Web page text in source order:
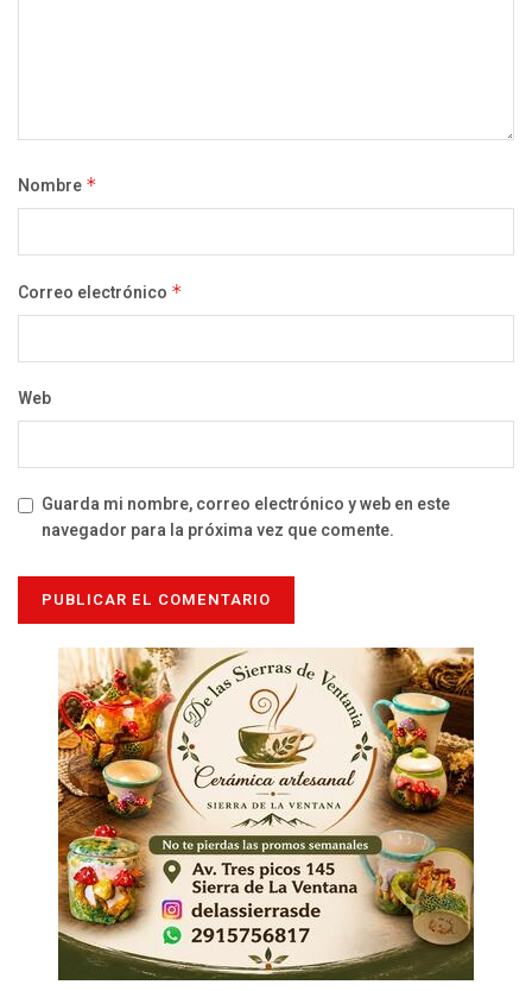
Nombre *
Correo electrónico *
Web
Guarda mi nombre, correo electrónico y web en este
navegador para la próxima vez que comente.